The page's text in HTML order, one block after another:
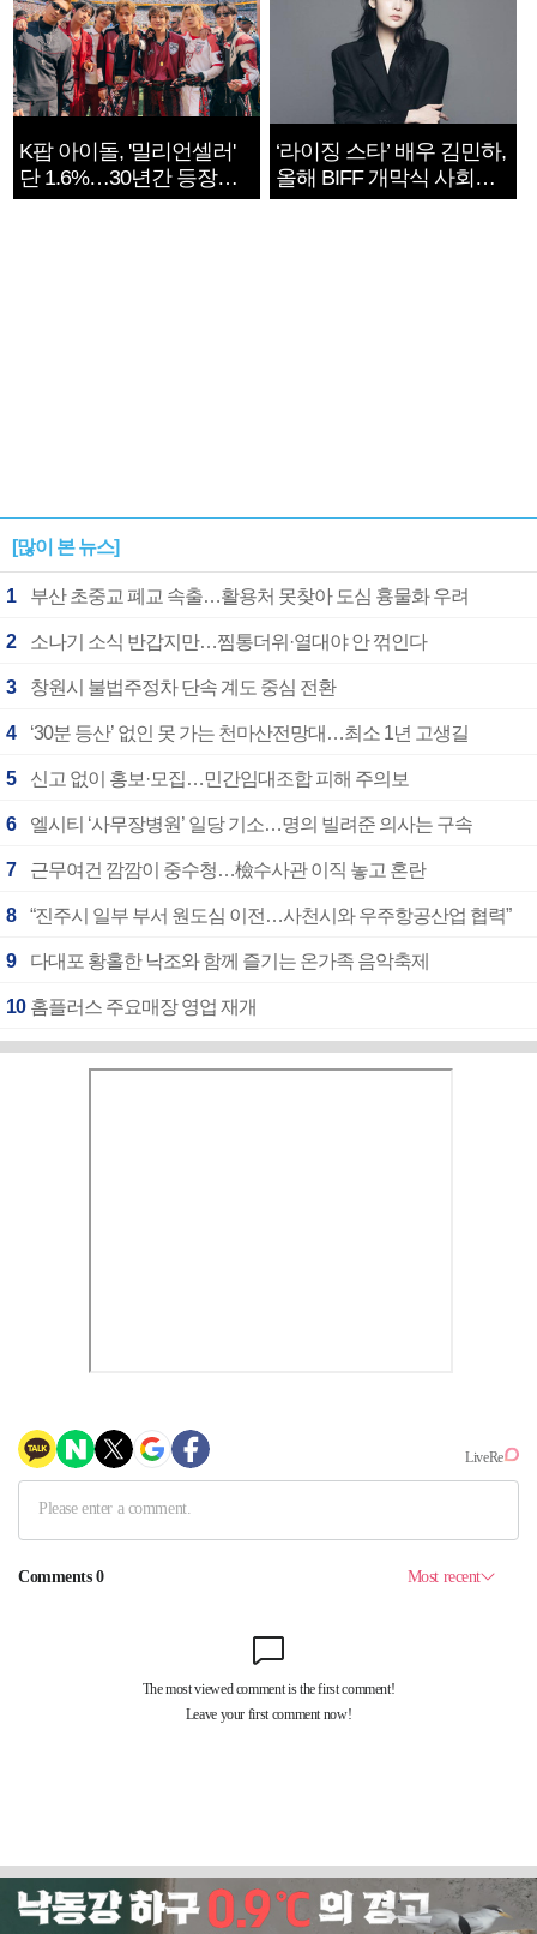
K팝 아이돌, '밀리언셀러'
단 1.6%…30년간 등장
1182개팀 전수조사
‘라이징 스타’ 배우 김민하,
올해 BIFF 개막식 사회자
확정
[많이 본 뉴스]
1 부산 초중교 폐교 속출…활용처 못찾아 도심 흉물화 우려
2 소나기 소식 반갑지만…찜통더위·열대야 안 꺾인다
3 창원시 불법주정차 단속 계도 중심 전환
4 ‘30분 등산’ 없인 못 가는 천마산전망대…최소 1년 고생길
5 신고 없이 홍보·모집…민간임대조합 피해 주의보
6 엘시티 ‘사무장병원’ 일당 기소…명의 빌려준 의사는 구속
7 근무여건 깜깜이 중수청…檢수사관 이직 놓고 혼란
8 “진주시 일부 부서 원도심 이전…사천시와 우주항공산업 협력”
9 다대포 황홀한 낙조와 함께 즐기는 온가족 음악축제
10 홈플러스 주요매장 영업 재개